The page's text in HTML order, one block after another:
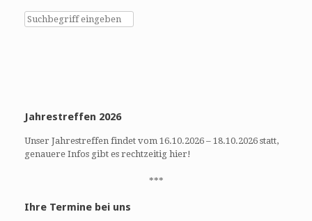
g
a
Jahrestreffen 2026
Unser Jahrestreffen findet vom 16.10.2026 – 18.10.2026 statt,
genauere Infos gibt es rechtzeitig hier!
***
Ihre Termine bei uns